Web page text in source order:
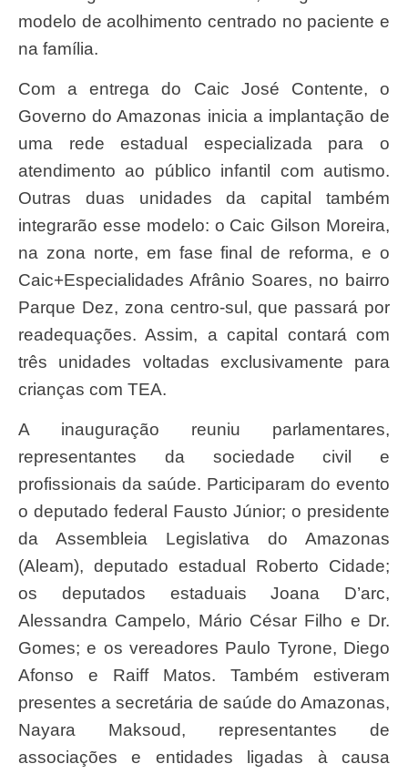
modelo de acolhimento centrado no paciente e
na família.
Com a entrega do Caic José Contente, o
Governo do Amazonas inicia a implantação de
uma rede estadual especializada para o
atendimento ao público infantil com autismo.
Outras duas unidades da capital também
integrarão esse modelo: o Caic Gilson Moreira,
na zona norte, em fase final de reforma, e o
Caic+Especialidades Afrânio Soares, no bairro
Parque Dez, zona centro-sul, que passará por
readequações. Assim, a capital contará com
três unidades voltadas exclusivamente para
crianças com TEA.
A inauguração reuniu parlamentares,
representantes da sociedade civil e
profissionais da saúde. Participaram do evento
o deputado federal Fausto Júnior; o presidente
da Assembleia Legislativa do Amazonas
(Aleam), deputado estadual Roberto Cidade;
os deputados estaduais Joana D’arc,
Alessandra Campelo, Mário César Filho e Dr.
Gomes; e os vereadores Paulo Tyrone, Diego
Afonso e Raiff Matos. Também estiveram
presentes a secretária de saúde do Amazonas,
Nayara Maksoud, representantes de
associações e entidades ligadas à causa